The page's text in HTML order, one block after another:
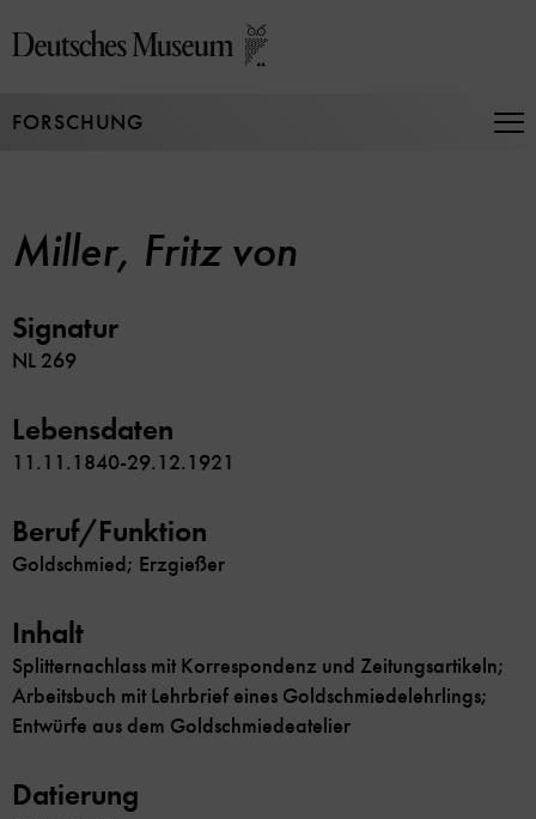
zum
FORSCHUNG
Miller, Fritz von
Signatur
NL 269
Lebensdaten
11.11.1840-29.12.1921
Beruf/Funktion
Goldschmied; Erzgießer
Inhalt
Splitternachlass mit Korrespondenz und Zeitungsartikeln;
Arbeitsbuch mit Lehrbrief eines Goldschmiedelehrlings;
Entwürfe aus dem Goldschmiedeatelier
Datierung